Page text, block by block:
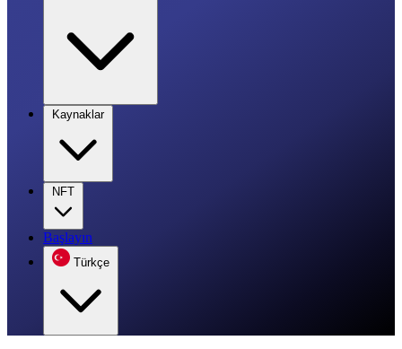
Kaynaklar
NFT
Başlayın
Türkçe